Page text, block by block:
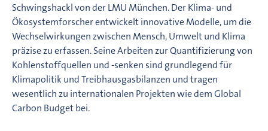
Schwingshackl von der LMU München. Der Klima- und
Ökosystemforscher entwickelt innovative Modelle, um die
Wechselwirkungen zwischen Mensch, Umwelt und Klima
präzise zu erfassen. Seine Arbeiten zur Quantifizierung von
Kohlenstoffquellen und -senken sind grundlegend für
Klimapolitik und Treibhausgasbilanzen und tragen
wesentlich zu internationalen Projekten wie dem Global
Carbon Budget bei.